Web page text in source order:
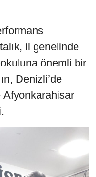
il genelinde
önemli bir
Denizli’de
Afyonkarahisar